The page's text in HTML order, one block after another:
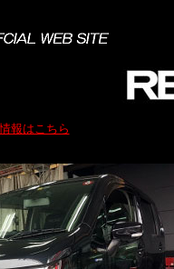
報はこちら